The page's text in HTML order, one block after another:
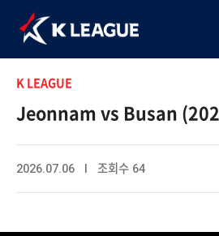
K LEAGUE
Jeonnam vs Busan
2026.07.06 I 조회수 64